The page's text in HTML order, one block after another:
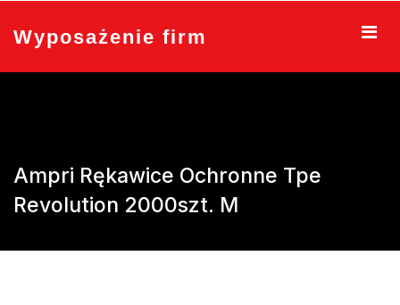
content
Wyposażenie firm
Ampri Rękawice Ochronne Tpe
Revolution 2000szt. M